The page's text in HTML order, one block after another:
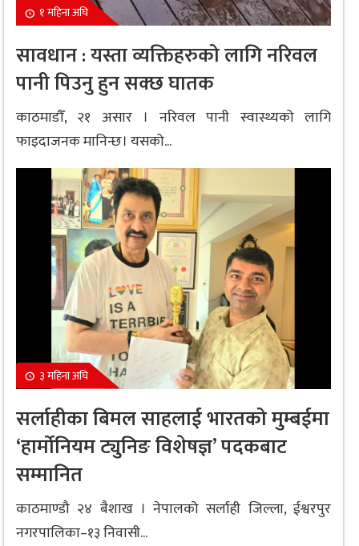
१ महिना अघि
सावधान : यस्ता व्यक्तिहरुको लागि नरिवल
पानी पिउनु हुन सक्छ घातक
काठमाडौँ, २१ असार । नरिवल पानी स्वास्थ्यको लागि
फाइदाजनक मानिन्छ। यसको...
३ महिना अघि
सर्लाहीका बिमल साहलाई भारतको मुम्बईमा
‘हार्मोनियम ट्युनिङ विशेषज्ञ’ पदकबाट
सम्मानित
काठमाण्डौ २४ बैशाख । नेपालको सर्लाही जिल्ला, ईश्वरपुर
नगरपालिका–१३ निवासी...